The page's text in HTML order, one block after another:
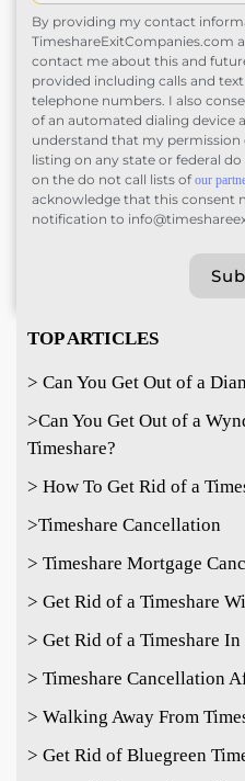
By providing my contact
TimeshareExitCompanies.com
contact me about this and
provided including calls and
telephone numbers. I also
of an automated dialing device
understand that my permission
listing on any state or federal
on the do not call lists ofour
acknowledge that this consent
notification to
TOP ARTICLES
> Can You Get Out of a
>Can You Get Out of a
Timeshare?
> How To Get Rid of a
>Timeshare Cancellation
> Timeshare Mortgage
> Get Rid of a Timeshare
> Get Rid of a Timeshare
> Timeshare Cancellation
> Walking Away From
> Get Rid of Bluegreen